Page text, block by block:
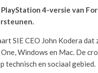
PlayStation 4-versie van
SIE CEO John Kodera
Windows en Mac.
technisch en sociaal gebied.